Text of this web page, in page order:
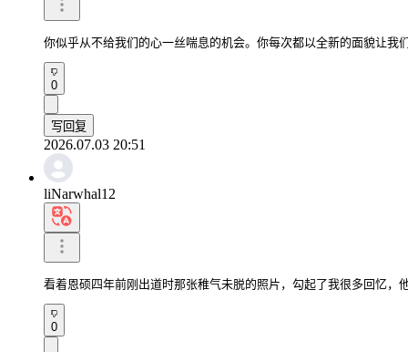
你似乎从不给我们的心一丝喘息的机会。你每次都以全新的面貌让我
0
写回复
2026.07.03 20:51
liNarwhal12
看着恩硕四年前刚出道时那张稚气未脱的照片，勾起了我很多回忆，
0